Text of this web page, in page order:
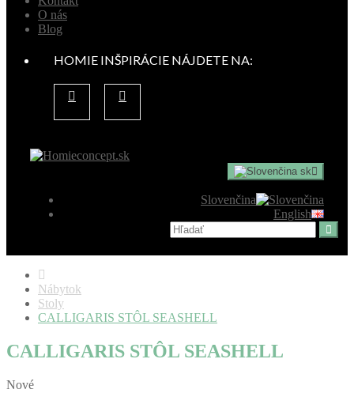
O nás
Blog
HOMIE INŠPIRÁCIE NÁJDETE NA:
sk
Slovenčina
English
Nábytok
Stoly
CALLIGARIS STÔL SEASHELL
CALLIGARIS STÔL SEASHELL
Nové